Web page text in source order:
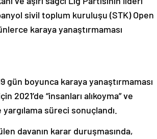
sivil toplum kuruluşu (STK) Open
karaya yanaştırmaması
gün boyunca karaya yanaştırmaması
2021’de “insanları alıkoyma” ve
süreci sonuçlandı.
davanın karar duruşmasında,